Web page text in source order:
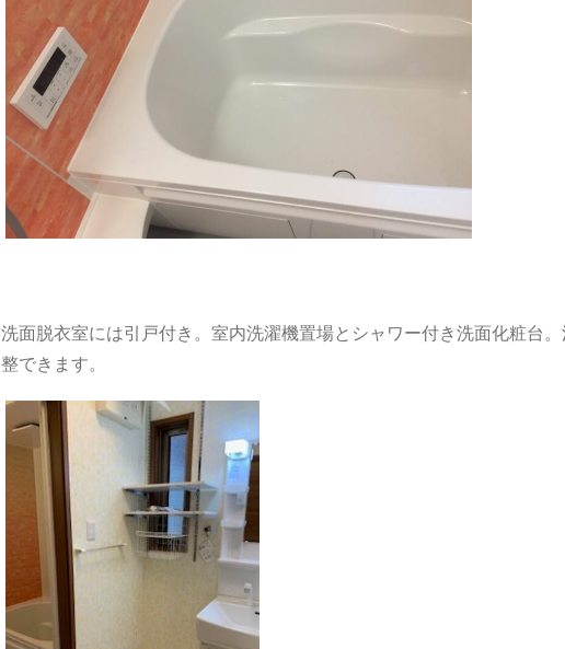
洗面脱衣室には引戸付き。室内洗濯機置場とシャワー付き洗面化粧台
整できます。